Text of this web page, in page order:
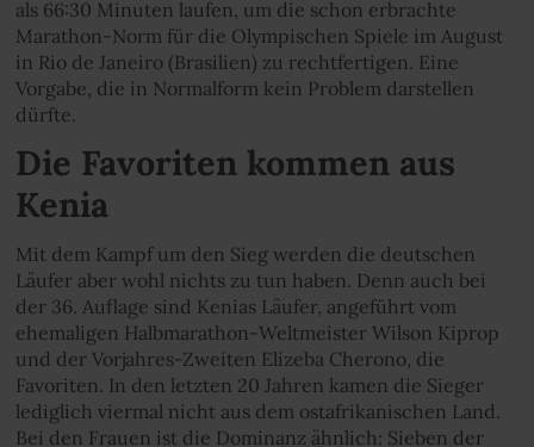
als 66:30 Minuten laufen, um die schon erbrachte
Marathon-Norm für die Olympischen Spiele im August
in Rio de Janeiro (Brasilien) zu rechtfertigen. Eine
Vorgabe, die in Normalform kein Problem darstellen
dürfte.
Die Favoriten kommen aus
Kenia
Mit dem Kampf um den Sieg werden die deutschen
Läufer aber wohl nichts zu tun haben. Denn auch bei
der 36. Auflage sind Kenias Läufer, angeführt vom
ehemaligen Halbmarathon-Weltmeister Wilson Kiprop
und der Vorjahres-Zweiten Elizeba Cherono, die
Favoriten. In den letzten 20 Jahren kamen die Sieger
lediglich viermal nicht aus dem ostafrikanischen Land.
Bei den Frauen ist die Dominanz ähnlich: Sieben der